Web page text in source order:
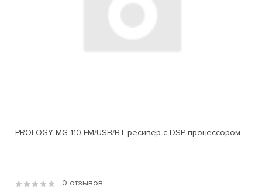
PROLOGY MG-110 FM/USB/BT ресивер с DSP процессором
0 отзывов